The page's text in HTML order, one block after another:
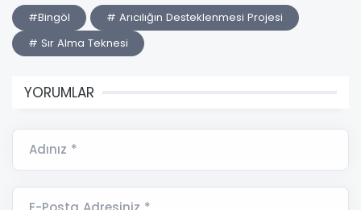
#Bingöl
# Arıcılığın Desteklenmesi Projesi
# Sır Alma Teknesi
YORUMLAR
Adınız *